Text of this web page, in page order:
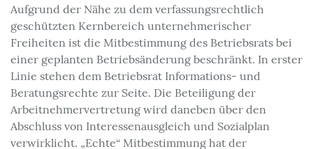
Aufgrund der Nähe zu dem verfassungsrechtlich
geschützten Kernbereich unternehmerischer
Freiheiten ist die Mitbestimmung des Betriebsrats bei
einer geplanten Betriebsänderung beschränkt. In erster
Linie stehen dem Betriebsrat Informations- und
Beratungsrechte zur Seite. Die Beteiligung der
Arbeitnehmervertretung wird daneben über den
Abschluss von Interessenausgleich und Sozialplan
verwirklicht. „Echte“ Mitbestimmung hat der